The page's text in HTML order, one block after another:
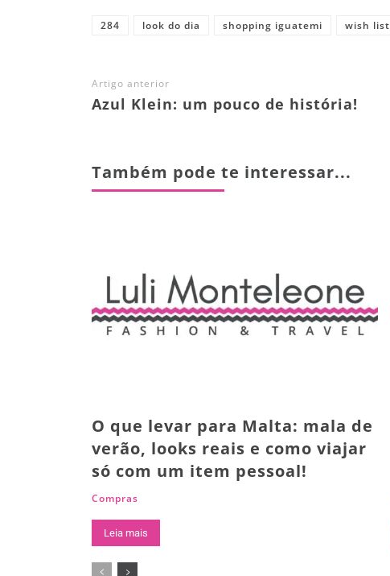
284 look do dia shopping iguatemi wish list
Artigo anterior
Azul Klein: um pouco de história!
Também pode te interessar...
O que levar para Malta: mala de
verão, looks reais e como viajar
só com um item pessoal!
Compras
Leia mais